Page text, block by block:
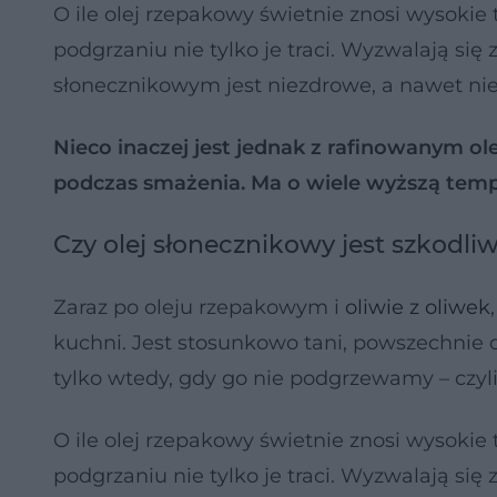
O ile olej rzepakowy świetnie znosi wysokie
podgrzaniu nie tylko je traci. Wyzwalają się
słonecznikowym jest niezdrowe, a nawet
Nieco inaczej jest jednak z rafinowanym
podczas smażenia. Ma o wiele wyższą
Czy olej słonecznikowy jest
Zaraz po oleju rzepakowym i oliwie z oliwek
kuchni. Jest stosunkowo tani, powszechnie
tylko wtedy, gdy go nie podgrzewamy –
O ile olej rzepakowy świetnie znosi wysokie
podgrzaniu nie tylko je traci. Wyzwalają się